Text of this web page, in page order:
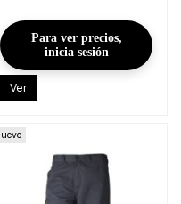
Para ver precios,
inicia sesión
Ver